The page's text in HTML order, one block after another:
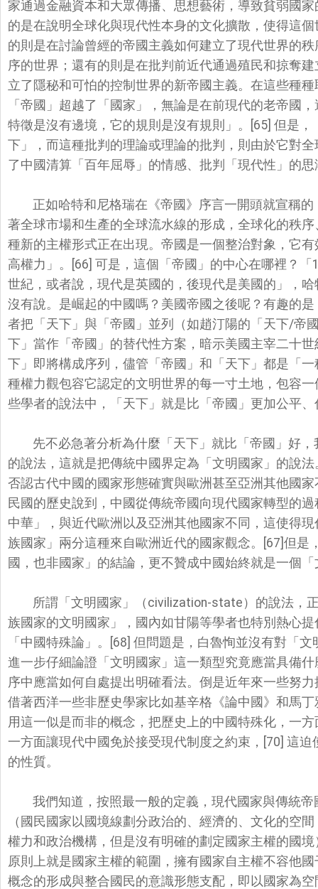
家通過金融資本和大眾傳播、 思想藝術，導致貧弱國
的是在說明全球化與現代性本身的文化擴散， 使得這個
的則是在討論曾經的帝國主義如何建立了現代世界的秩
序的世界； 還有的則是在批判前近代通過殖民和掠奪
立了隱秘和可怕的控制世界的新帝國主義。 在這些種
「帝國」 超越了「國家」，無論是在前現代的老帝國，
特徵是沒有邊境， 它的規則是沒有規則」。[65] 但是
下」， 而這種批判的理論或理論的批判，則由於它對全
了中國清算「百年屈辱」 的情感、批判「現代性」的
正如哈特和尼格瑞在《帝國》序言一開頭就宣稱的
著全球市場和生產的全球流水線的形成，全球化的秩序
種新的主權形式正在出現。帝國是一個整治對象， 它有
高權力」。[66] 可是，這個「帝國」的中心在哪裡？
世紀，或者說，現代是英國的， 後現代是美國的」，
沒有說。是崛起的中國嗎？美國帝國之後呢？有趣的是
者把「天下」與「帝國」 並列（如趙汀陽的「天下/帝
下」當作「帝國」的替代性方案， 暗示美國主宰二十
下」 即將構成序列，儘管「帝國」和「天下」都是「 一
種權力觀包容它認定的文明世界的每一寸土地， 包容一
些學者的說法中，「天下」就是比「帝國」更加公平、
先不必急著分析為什麼「天下」就比「帝國」好，
的說法， 這就是把傳統中國界定為「文明國家」的說
否認古代中國的國家形態確實與歐洲甚至亞洲其他國家
民國的歷史說到， 中國從傳統帝國向現代國家轉型的
中華」，與近代歐洲以及亞洲其他國家不同， 這使得現
族國家」 兩分這種來自歐洲近代的國家觀念。[67]但是
國，也非國家」的結論， 更不贊成中國始終就是一個
所謂「文明國家」（civilization-state）的說法，
族國家的文明國家」， 國內如甘陽等學者也特別熱心
「中國特殊論」。[68] 但問題是，白魯恂並沒有對「文
進一步仔細論證「文明國家」 這一類型究竟應當具備
序中應當如何自處提出明確看法。 倒是近年來一些努
借著西洋一些非歷史學家比如基辛格《論中國》和馬丁
用這一似是而非的概念，把歷史上的中國特殊化， 一方
一方面讓現代中國免於接受現代制度之約束，[70] 這
的性質。
我們知道，按照最一般的定義，現代國家與傳統
（ 國民國家以國境線劃分政治的、經濟的、文化的空間
權力和政治機構， 但是沒有明確的劃定國家主權的國
原則上就是國家主權的範圍， 擁有國家自主權不容他
概念的形成與整合國民的意識形態支配， 即以國家為